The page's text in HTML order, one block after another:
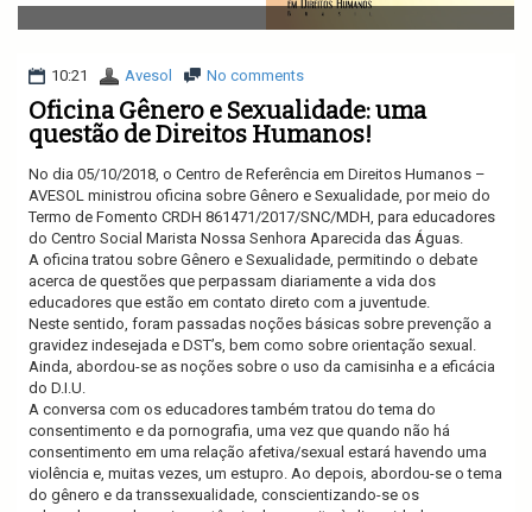
v
i
a
i
o
10:21 Avesol No comments
Oficina Gênero e Sexualidade: uma
questão de Direitos Humanos!
No dia 05/10/2018, o Centro de Referência em Direitos Humanos –
AVESOL ministrou oficina sobre Gênero e Sexualidade, por meio do
Termo de Fomento CRDH 861471/2017/SNC/MDH, para educadores
do Centro Social Marista Nossa Senhora Aparecida das Águas.
A oficina tratou sobre Gênero e Sexualidade, permitindo o debate
acerca de questões que perpassam diariamente a vida dos
educadores que estão em contato direto com a juventude.
Neste sentido, foram passadas noções básicas sobre prevenção a
gravidez indesejada e DST’s, bem como sobre orientação sexual.
Ainda, abordou-se as noções sobre o uso da camisinha e a eficácia
do D.I.U.
A conversa com os educadores também tratou do tema do
consentimento e da pornografia, uma vez que quando não há
consentimento em uma relação afetiva/sexual estará havendo uma
violência e, muitas vezes, um estupro. Ao depois, abordou-se o tema
do gênero e da transsexualidade, conscientizando-se os